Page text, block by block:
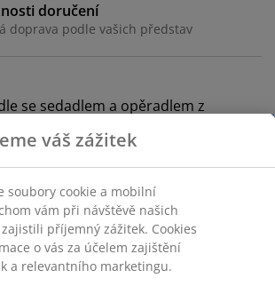
doručení
doprava podle vašich představ
se sedadlem a opěradlem z
je ošetřeno olejem pro ochranu a
barvy. Díky pravidelnému
zachová barvu a získá ochranu před
což ji chrání před rzí a
židle je stohovací pro
váš zážitek
soubory cookie a mobilní
vám při návštěvě našich
příjemný zážitek. Cookies
o vás za účelem zajištění
a relevantního marketingu.